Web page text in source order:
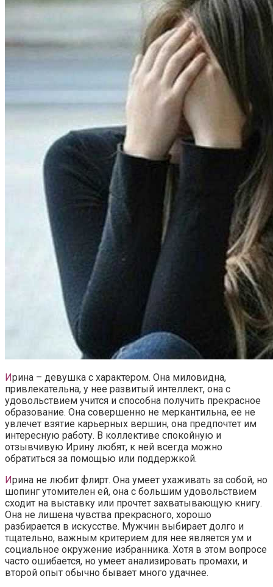
Ирина – девушка с характером. Она миловидна,
привлекательна, у нее развитый интеллект, она с
удовольствием учится и способна получить прекрасное
образование. Она совершенно не меркантильна, ее не
увлечет взятие карьерных вершин, она предпочтет им
интересную работу. В коллективе спокойную и
отзывчивую Ирину любят, к ней всегда можно
обратиться за помощью или поддержкой.
Ирина не любит флирт. Она умеет ухаживать за собой, но
шопинг утомителен ей, она с большим удовольствием
сходит на выставку или прочтет захватывающую книгу.
Она не лишена чувства прекрасного, хорошо
разбирается в искусстве. Мужчин выбирает долго и
тщательно, важным критерием для нее является ум и
социальное окружение избранника. Хотя в этом вопросе
часто ошибается, но умеет анализировать промахи, и
второй опыт обычно бывает много удачнее.